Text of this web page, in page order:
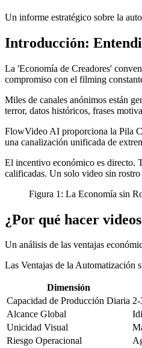
Un informe estratégico sobre la
Introducción:
La 'Economía de Creadores'
compromiso con el filming
Miles de canales anónimos están
terror, datos históricos, frases
FlowVideo AI proporciona la Pila
una canalización unificada de
El incentivo económico es directo.
calificadas. Un solo video sin
Figura 1: La Economía sin
¿Por qué hacer
Un análisis de las ventajas
Las Ventajas de la Automatización
Dimensión
Capacidad de Producción Diaria 2-
Alcance Global
Unicidad Visual
Riesgo Operacional